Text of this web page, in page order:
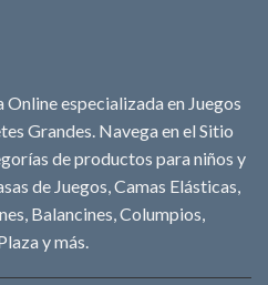
especializada en Juegos
Grandes. Navega en el Sitio
de productos para niños y
de Juegos, Camas Elásticas,
Balancines, Columpios,
y más.